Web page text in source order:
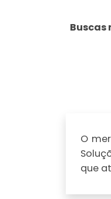
Buscas
O
que